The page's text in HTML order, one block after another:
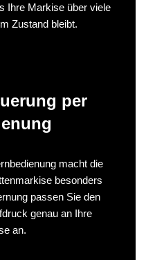
Ihre Markise über viele
Zustand bleibt.
per
macht die
besonders
passen Sie den
genau an Ihre
an.